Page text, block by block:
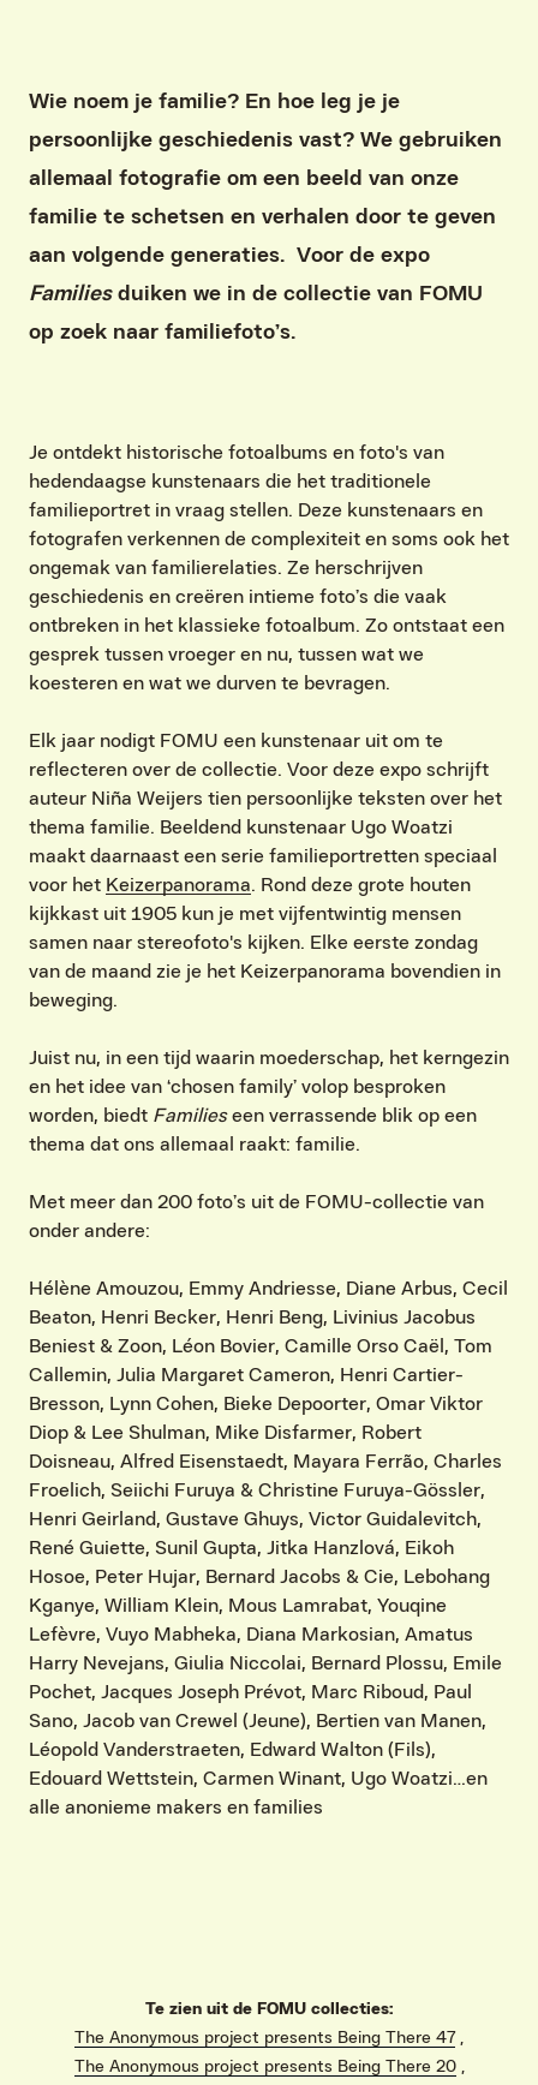
Wie noem je familie? En hoe leg je je
persoonlijke geschiedenis vast? We gebruiken
allemaal fotografie om een beeld van onze
familie te schetsen en verhalen door te geven
aan volgende generaties. Voor de expo
Families duiken we in de collectie van FOMU
op zoek naar familiefoto’s.
Je ontdekt historische fotoalbums en foto's van
hedendaagse kunstenaars die het traditionele
familieportret in vraag stellen. Deze kunstenaars en
fotografen verkennen de complexiteit en soms ook het
ongemak van familierelaties. Ze herschrijven
geschiedenis en creëren intieme foto’s die vaak
ontbreken in het klassieke fotoalbum. Zo ontstaat een
gesprek tussen vroeger en nu, tussen wat we
koesteren en wat we durven te bevragen.
Elk jaar nodigt FOMU een kunstenaar uit om te
reflecteren over de collectie. Voor deze expo schrijft
auteur Niña Weijers tien persoonlijke teksten over het
thema familie. Beeldend kunstenaar Ugo Woatzi
maakt daarnaast een serie familieportretten speciaal
voor het Keizerpanorama. Rond deze grote houten
kijkkast uit 1905 kun je met vijfentwintig mensen
samen naar stereofoto's kijken. Elke eerste zondag
van de maand zie je het Keizerpanorama bovendien in
beweging.
Juist nu, in een tijd waarin moederschap, het kerngezin
en het idee van ‘chosen family’ volop besproken
worden, biedt Familieseen verrassende blik op een
thema dat ons allemaal raakt: familie.
Met meer dan 200 foto’s uit de FOMU-collectie van
onder andere:
Hélène Amouzou, Emmy Andriesse, Diane Arbus, Cecil
Beaton, Henri Becker, Henri Beng, Livinius Jacobus
Beniest & Zoon, Léon Bovier, Camille Orso Caël, Tom
Callemin, Julia Margaret Cameron, Henri Cartier-
Bresson, Lynn Cohen, Bieke Depoorter, Omar Viktor
Diop & Lee Shulman, Mike Disfarmer, Robert
Doisneau, Alfred Eisenstaedt, Mayara Ferrão, Charles
Froelich, Seiichi Furuya & Christine Furuya-Gössler,
Henri Geirland, Gustave Ghuys, Victor Guidalevitch,
René Guiette, Sunil Gupta, Jitka Hanzlová, Eikoh
Hosoe, Peter Hujar, Bernard Jacobs & Cie, Lebohang
Kganye, William Klein, Mous Lamrabat, Youqine
Lefèvre, Vuyo Mabheka, Diana Markosian, Amatus
Harry Nevejans, Giulia Niccolai, Bernard Plossu, Emile
Pochet, Jacques Joseph Prévot, Marc Riboud, Paul
Sano, Jacob van Crewel (Jeune), Bertien van Manen,
Léopold Vanderstraeten, Edward Walton (Fils),
Edouard Wettstein, Carmen Winant, Ugo Woatzi…en
alle anonieme makers en families
Te zien uit de FOMU collecties:
The Anonymous project presents Being There 47 ,
The Anonymous project presents Being There 20,